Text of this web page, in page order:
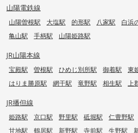
山陽電鉄線
山陽曽根駅 大塩駅 的形駅 八家駅 白浜
亀山駅
手柄駅 山陽姫路駅
JR山陽本線
宝殿駅 曽根駅 ひめじ別所駅 御着駅 東
はりま勝原駅
網干駅 竜野駅 相生駅 上
JR播但線
姫路駅 京口駅 野里駅 砥堀駅 仁豊野駅
甘地駅
鶴居駅 新野駅 寺前駅 生野駅